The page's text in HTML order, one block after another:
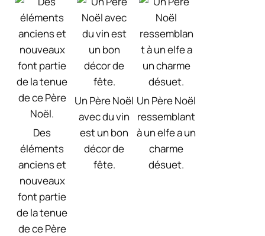
Des
éléments
anciens et
nouveaux
font partie
de la tenue
de ce Père
Un Père Noël
avec du vin
est un bon
décor de
fête.
Un Père Noël
ressemblant
à un elfe a un
charme
désuet.